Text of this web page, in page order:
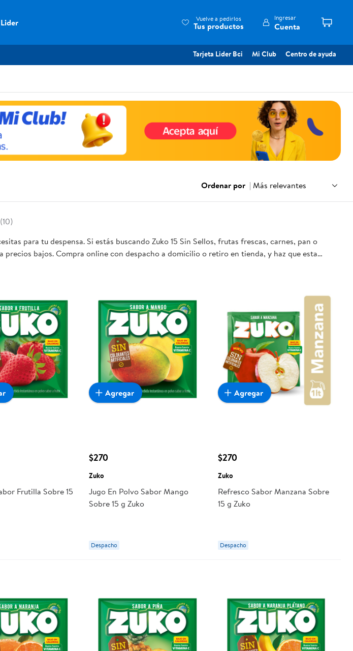
Vuelve a pedirlos
Tus productos
Ingresar
Cuenta
Tarjeta Lider Bci Mi Club Centro de ayuda
Ordenar por | Más relevantes
(10)
para tu despensa. Si estás buscando Zuko 15 Sin Sellos, frutas frescas, carnes, pan o
bajos. Compra online con despacho a domicilio o retiro en tienda, y haz que esta
familia.
Frutilla Sobre 15
$270
Zuko
Jugo En Polvo Sabor Mango
Sobre 15 g Zuko
Despacho
Agregar
$270
Zuko
Refresco Sabor Manzana Sobre
15 g Zuko
Despacho
Agregar